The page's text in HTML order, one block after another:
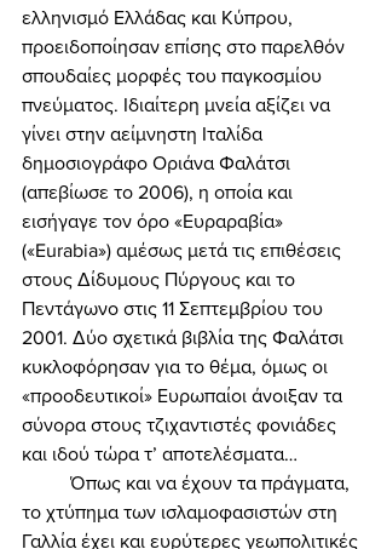
ελληνισμό Ελλάδας και Κύπρου,
προειδοποίησαν επίσης στο παρελθόν
σπουδαίες μορφές του παγκοσμίου
πνεύματος. Ιδιαίτερη μνεία αξίζει να
γίνει στην αείμνηστη Ιταλίδα
δημοσιογράφο Οριάνα Φαλάτσι
(απεβίωσε το 2006), η οποία και
εισήγαγε τον όρο «Ευραραβία»
(«Eurabia») αμέσως μετά τις επιθέσεις
στους Δίδυμους Πύργους και το
Πεντάγωνο στις 11 Σεπτεμβρίου του
2001. Δύο σχετικά βιβλία της Φαλάτσι
κυκλοφόρησαν για το θέμα, όμως οι
«προοδευτικοί» Ευρωπαίοι άνοιξαν τα
σύνορα στους τζιχαντιστές φονιάδες
και ιδού τώρα τ’ αποτελέσματα…
το χτύπημα των ισλαμοφασιστών στη
Γαλλία έχει και ευρύτερες γεωπολιτικές